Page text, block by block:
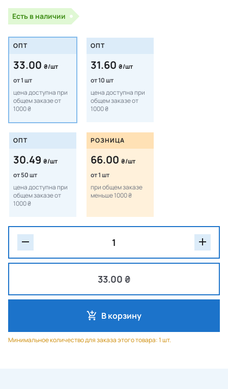
Есть в наличии
ОПТ
33.00 ₴/шт
от 1 шт
цена доступна при
общем заказе от
1000 ₴
ОПТ
31.60 ₴/шт
от 10 шт
цена доступна при
общем заказе от
1000 ₴
ОПТ
30.49 ₴/шт
от 50 шт
цена доступна при
общем заказе от
1000 ₴
РОЗНИЦА
66.00 ₴/шт
от 1 шт
при общем заказе
меньше 1000 ₴
33.00 ₴
В корзину
Минимальное количество для заказа этого товара: 1 шт.